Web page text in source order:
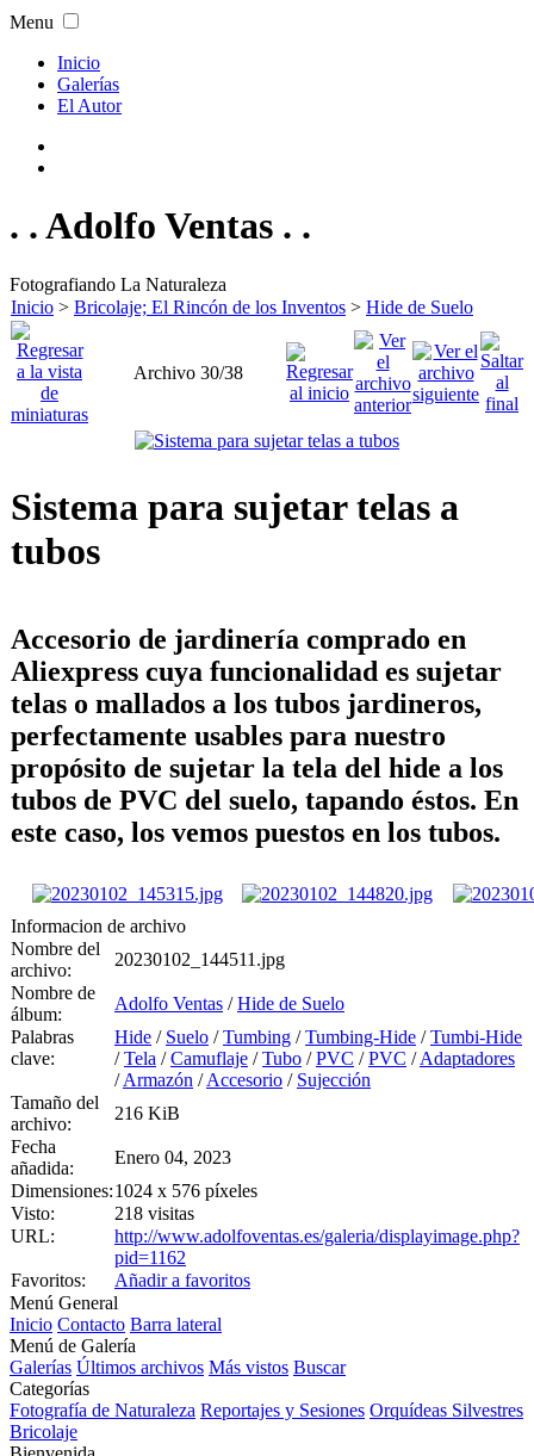
Menu
Inicio
Galerías
El Autor
. . Adolfo Ventas . .
Fotografiando La Naturaleza
Inicio > Bricolaje; El Rincón de los Inventos > Hide de Suelo
Archivo 30/38
Sistema para sujetar telas a
tubos
Accesorio de jardinería comprado en
Aliexpress cuya funcionalidad es sujetar
telas o mallados a los tubos jardineros,
perfectamente usables para nuestro
propósito de sujetar la tela del hide a los
tubos de PVC del suelo, tapando éstos. En
este caso, los vemos puestos en los tubos.
Informacion de archivo
Nombre del
archivo:
20230102_144511.jpg
Nombre de
álbum:
Adolfo Ventas /Hide de Suelo
Palabras
clave:
Hide / Suelo /Tumbing /Tumbing-Hide /Tumbi-Hide
/Tela /Camuflaje /Tubo /PVC /PVC /Adaptadores
/Armazón /Accesorio / Sujección
Tamaño del
archivo:
216 KiB
Fecha
añadida:
Enero 04, 2023
Dimensiones:1024 x 576 píxeles
Visto:
218 visitas
URL:
http://www.adolfoventas.es/galeria/displayimage.php?
pid=1162
Favoritos:
Añadir a favoritos
Menú General
Inicio Contacto Barra lateral
Menú de Galería
Galerías Últimos archivos Más vistos Buscar
Categorías
Fotografía de Naturaleza Reportajes y Sesiones Orquídeas Silvestres
Bricolaje